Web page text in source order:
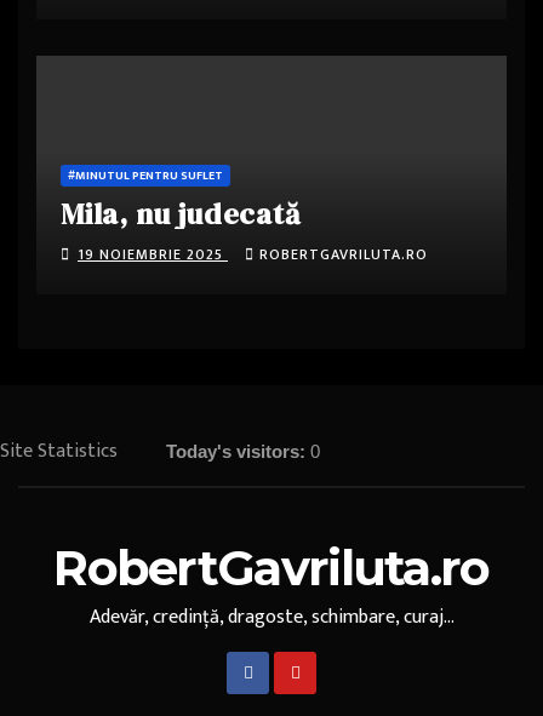
#MINUTUL PENTRU SUFLET
Mila, nu judecată
19 NOIEMBRIE 2025 ROBERTGAVRILUTA.RO
Site Statistics Today's visitors: 0
RobertGavriluta.ro
Adevăr, credință, dragoste, schimbare, curaj...